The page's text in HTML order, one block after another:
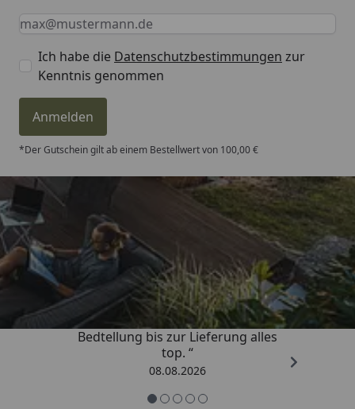
Keine Eingabe erforderlich
Eingabe erforderlich
E-Mail *
Ich habe die Datenschutzbestimmungen zur
Kenntnis genommen
Anmelden
*Der Gutschein gilt ab einem Bestellwert von 100,00 €
Trusted Shops
4,81/ 5
„Von der Beschreigung über die
Bedtellung bis zur Lieferung alles
top. “
08.08.2026